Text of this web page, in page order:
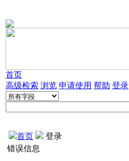
首页
高级检索 浏览 申请使用 帮助 登录
首页
登录
错误信息